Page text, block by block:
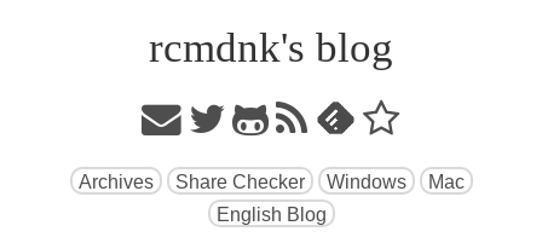
rcmdnk's blog
Archives Share Checker Windows
Mac
English Blog